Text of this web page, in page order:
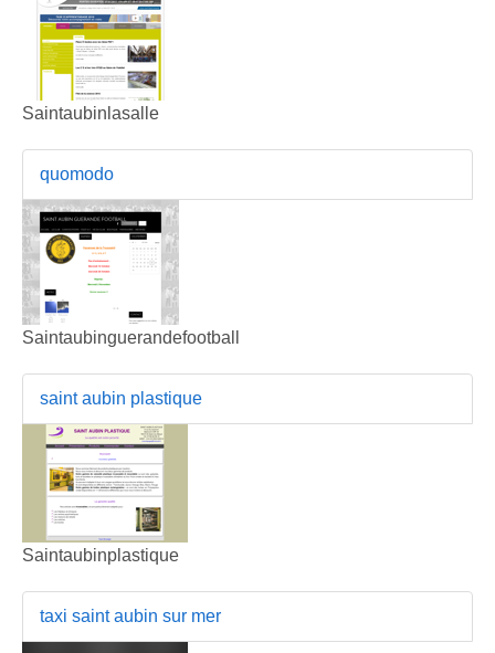
Saintaubinlasalle
quomodo
Saintaubinguerandefootball
saint aubin plastique
Saintaubinplastique
taxi saint aubin sur mer